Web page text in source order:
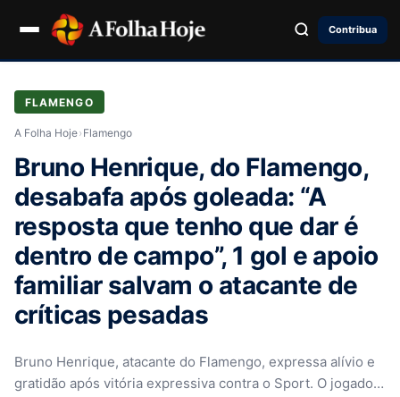
Contribua
FLAMENGO
A Folha Hoje› Flamengo
Bruno Henrique, do Flamengo,
desabafa após goleada: “A
resposta que tenho que dar é
dentro de campo”, 1 gol e apoio
familiar salvam o atacante de
críticas pesadas
Bruno Henrique, atacante do Flamengo, expressa alívio e
gratidão após vitória expressiva contra o Sport. O jogador,